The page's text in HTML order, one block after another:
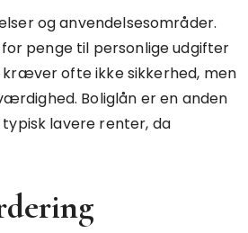
og anvendelsesområder.
penge til personlige udgifter
kræver ofte ikke sikkerhed, men
Boliglån er en anden
lavere renter, da